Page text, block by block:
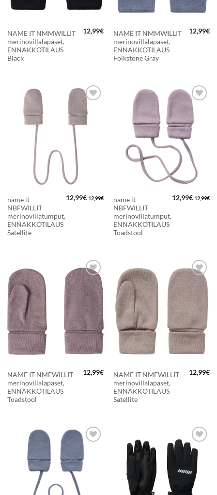
NAME IT NMMWILLIT
merinovillalapaset,
ENNAKKOTILAUS
Black
12,99€
NAME IT NMMWILLIT
merinovillalapaset,
ENNAKKOTILAUS
Folkstone Gray
12,99€
SUOSIKKEIHIN
name it
NBFWILLIT
merinovillatumput,
ENNAKKOTILAUS
Satellite
12,99€ 12,99€
LISÄÄ
SUOSIKKEIHIN
name it
NBFWILLIT
merinovillatumput,
ENNAKKOTILAUS
Toadstool
12,99€ 12,99€
LISÄÄ
SUOSIKKEIHIN
NAME IT NMFWILLIT
merinovillalapaset,
ENNAKKOTILAUS
Toadstool
12,99€
LISÄÄ
SUOSIKKEIHIN
NAME IT NMFWILLIT
merinovillalapaset,
ENNAKKOTILAUS
Satellite
12,99€
SUOSIKKEIHIN
LISÄÄ
SUOSIKKEIHIN